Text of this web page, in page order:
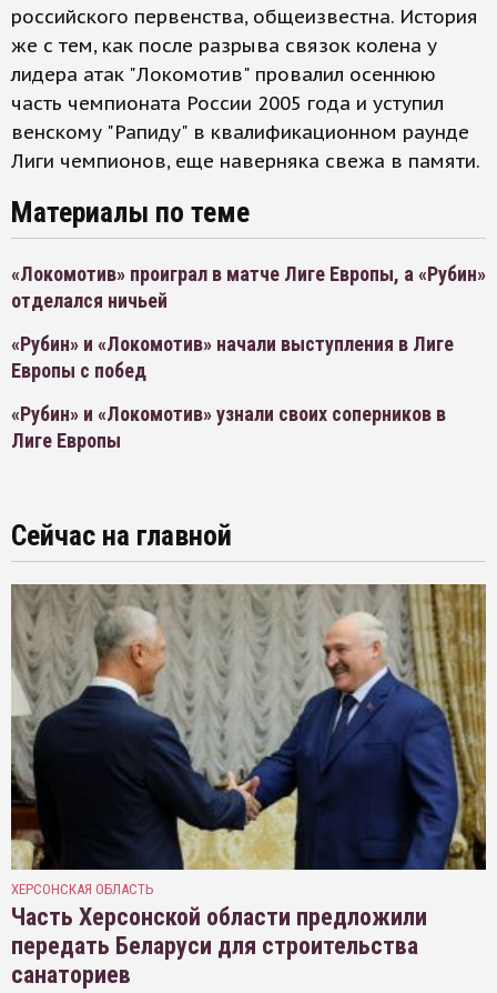
российского первенства, общеизвестна. История
же с тем, как после разрыва связок колена у
лидера атак "Локомотив" провалил осеннюю
часть чемпионата России 2005 года и уступил
венскому "Рапиду" в квалификационном раунде
Лиги чемпионов, еще наверняка свежа в памяти.
Материалы по теме
«Локомотив» проиграл в матче Лиге Европы, а «Рубин»
отделался ничьей
«Рубин» и «Локомотив» начали выступления в Лиге
Европы с побед
«Рубин» и «Локомотив» узнали своих соперников в
Лиге Европы
Сейчас на главной
ХЕРСОНСКАЯ ОБЛАСТЬ
Часть Херсонской области предложили
передать Беларуси для строительства
санаториев